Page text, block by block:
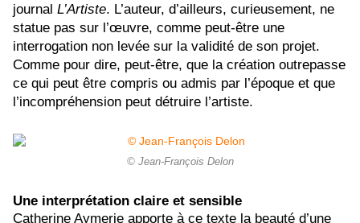
journal L’Artiste. L’auteur, d’ailleurs, curieusement, ne
statue pas sur l’œuvre, comme peut-être une
interrogation non levée sur la validité de son projet.
Comme pour dire, peut-être, que la création outrepasse
ce qui peut être compris ou admis par l’époque et que
l’incompréhension peut détruire l’artiste.
© Jean-François Delon
Une interprétation claire et sensible
Catherine Aymerie apporte à ce texte la beauté d’une